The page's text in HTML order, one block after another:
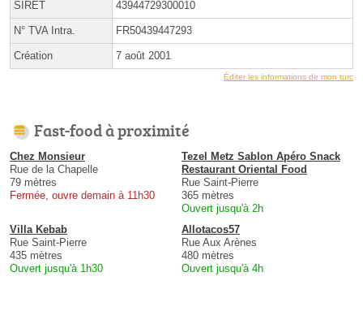
SIRET 43944729300010
N° TVA Intra. FR50439447293
Création 7 août 2001
Éditer les informations de mon turc
Fast-food à proximité
Chez Monsieur
Rue de la Chapelle
79 mètres
Fermée, ouvre demain à 11h30
Tezel Metz Sablon Apéro Snack
Restaurant Oriental Food
Rue Saint-Pierre
365 mètres
Ouvert jusqu'à 2h
Villa Kebab
Rue Saint-Pierre
435 mètres
Ouvert jusqu'à 1h30
Allotacos57
Rue Aux Arènes
480 mètres
Ouvert jusqu'à 4h